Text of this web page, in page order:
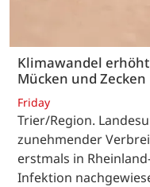
Klimawandel
Mücken und Zecken
Friday
Trier/Region.
zunehmender
erstmals in
Infektion